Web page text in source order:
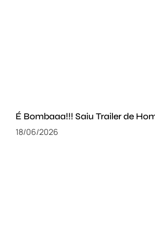
É Bombaaa!!! Saiu Trailer de
18/06/2026